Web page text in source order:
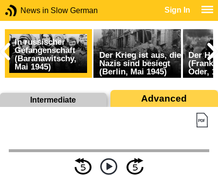
News in Slow German Sign In
In russischer
Gefangenschaft
(Baranawitschy,
Mai 1945)
Der Krieg ist aus, die
Nazis sind besiegt
(Berlin, Mai 1945)
Der
Oder,
Intermediate Advanced